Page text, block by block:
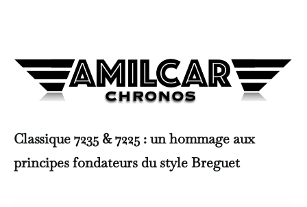
Classique 7235 & 7225 : un hommage aux
principes fondateurs du style Breguet